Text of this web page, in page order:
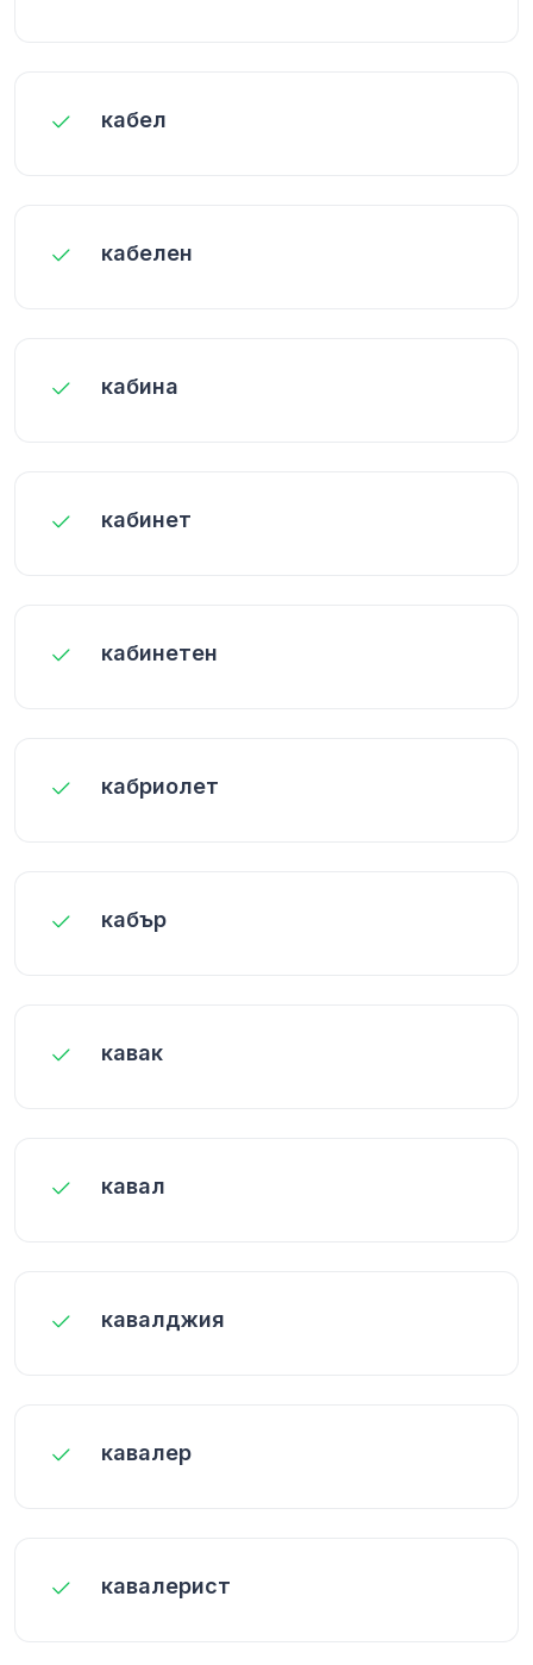
кабел
кабелен
кабина
кабинет
кабинетен
кабриолет
кабър
кавак
кавал
кавалджия
кавалер
кавалерист